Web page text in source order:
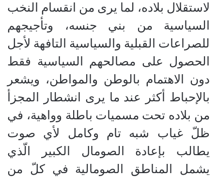
لاستقلال بلاده، لما يرى من انقسام النخب
السياسية من بني جنسه، وتأجيجهم
للصراعات القبلية والسياسية التافهة لأجل
الحصول على مصالحهم السياسية فقط
دون الاهتمام بالوطن والمواطن، ويشعر
بالإحباط أكثر عند ما يرى انشطار المجزأ
من بلاده تحت مسميات باطلة وواهية، في
ظلّ غياب شبه تام وكامل لأي صوت
يطالب بإعادة الصومال الكبير الّذي
يشمل المناطق الصومالية في كلّ من